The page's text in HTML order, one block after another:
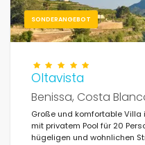
SONDERANGEBOT
Oltavista
Benissa, Costa
Große und komfortable Villa
mit privatem Pool für 20
hügeligen und wohnlichen